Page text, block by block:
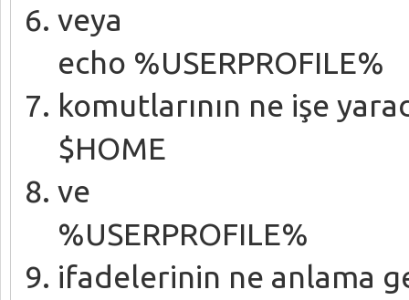
veya
echo %USERPROFILE%
komutlarının ne işe
$HOME
ve
%USERPROFILE%
ifadelerinin ne anlama